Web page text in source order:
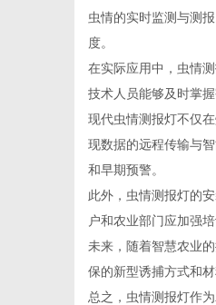
虫情的实时监测与测
度。
在实际应用中，虫情
技术人员能够及时掌
现代虫情测报灯不仅
现数据的远程传输与
和早期预警。
此外，虫情测报灯的
户和农业部门应加强
未来，随着智慧农业
保的新型诱捕方式和
总之，虫情测报灯作